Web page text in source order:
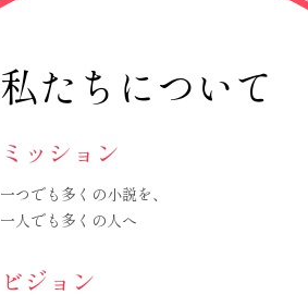
私たちについて
ミッション
一つでも多くの小説を、
一人でも多くの人へ
ビジョン